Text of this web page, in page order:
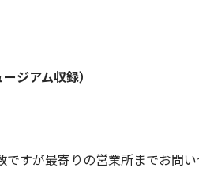
ジアム収録）
すが最寄りの営業所までお問い